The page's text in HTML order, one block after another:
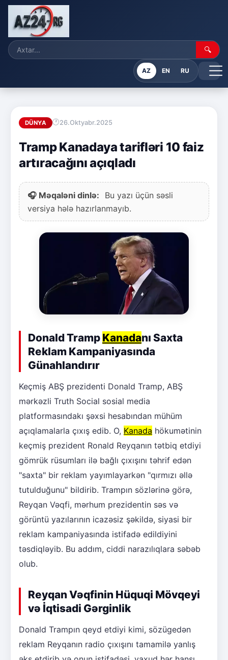
🔍
AZ EN RU
DÜNYA 26.Oktyabr.2025
Tramp Kanadaya tarifləri 10 faiz
artıracağını açıqladı
🎧 Məqaləni dinlə:
Bu yazı üçün səsli
versiya hələ hazırlanmayıb.
Donald Tramp Kanadanı Saxta
Reklam Kampaniyasında
Günahlandırır
Keçmiş ABŞ prezidenti Donald Tramp, ABŞ
mərkəzli Truth Social sosial media
platformasındakı şəxsi hesabından mühüm
açıqlamalarla çıxış edib. O, Kanada hökumətinin
keçmiş prezident Ronald Reyqanın tətbiq etdiyi
gömrük rüsumları ilə bağlı çıxışını təhrif edən
"saxta" bir reklam yayımlayarkən "qırmızı əllə
tutulduğunu" bildirib. Trampın sözlərinə görə,
Reyqan Vəqfi, mərhum prezidentin səs və
görüntü yazılarının icazəsiz şəkildə, siyasi bir
reklam kampaniyasında istifadə edildiyini
təsdiqləyib. Bu addım, ciddi narazılıqlara səbəb
olub.
Reyqan Vəqfinin Hüquqi Mövqeyi
və İqtisadi Gərginlik
Donald Trampın qeyd etdiyi kimi, sözügedən
reklam Reyqanın radio çıxışını tamamilə yanlış